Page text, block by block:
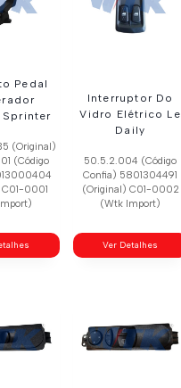
Pedal
(Original)
(Código
0001
Interruptor Do
Vidro Elétrico Le
Daily
50.5.2.004 (Código
Confia) 5801304491
(Original) C01-0002
(Wtk Import)
Ver Detalhes